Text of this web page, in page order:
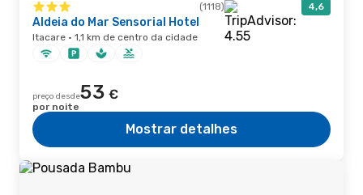
(1118) 4,6
Aldeia do Mar Sensorial Hotel
Itacare · 1,1 km de centro da cidade
preço desde53 €
por noite
Mostrar detalhes